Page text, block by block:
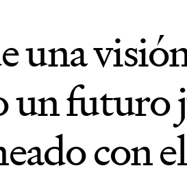
una
futuro
con